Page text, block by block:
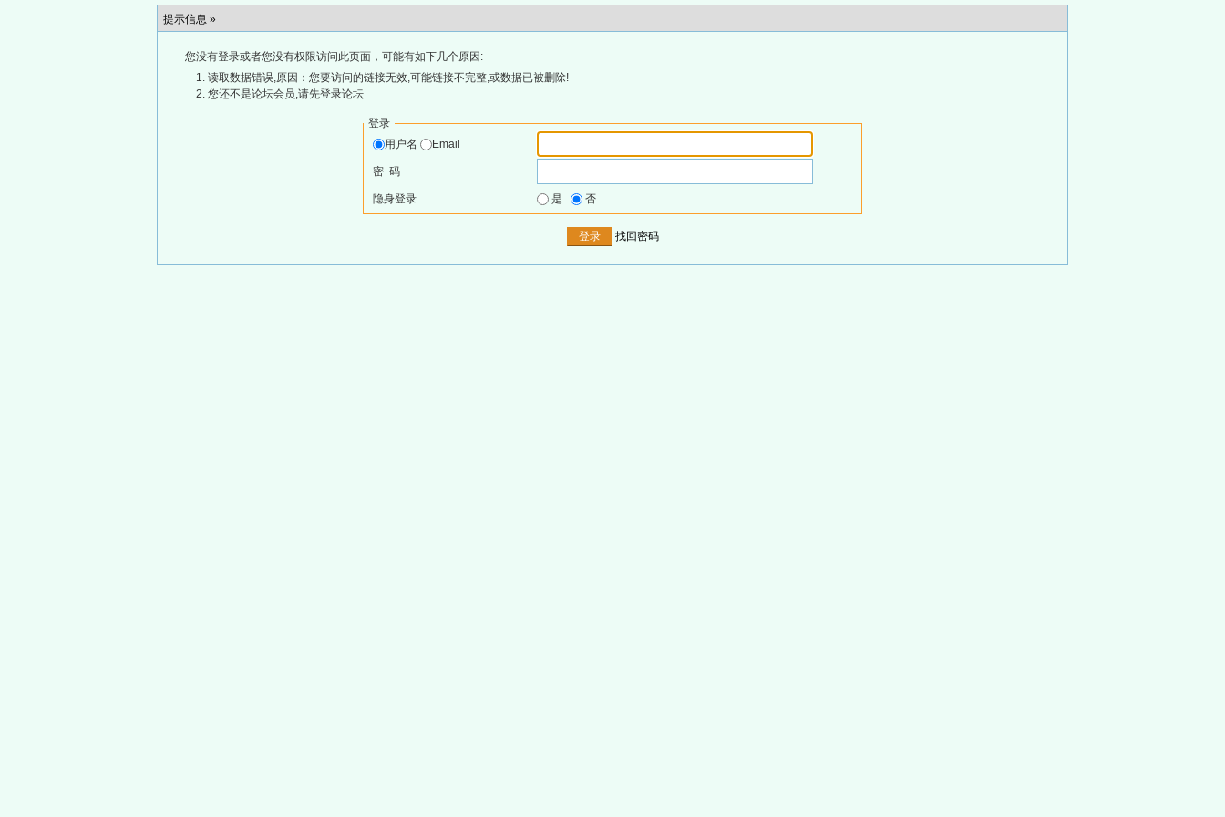
提示信息 »
您没有登录或者您没有权限访问此页面，可能有如下几个原因:
读取数据错误,原因：您要访问的链接无效,可能链接不完整,或数据已被删除!
您还不是论坛会员,请先登录论坛
登录
用户名
Email
密 码
隐身登录 是 否
找回密码